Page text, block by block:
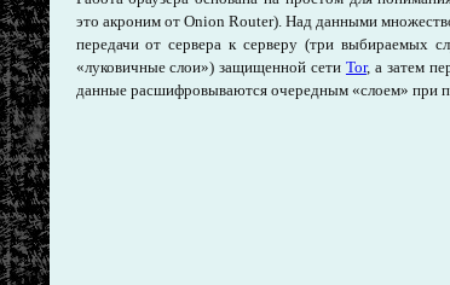
это акроним от Onion Router). Над данными
передачи от сервера к серверу (три выбираемых
«луковичные слои») защищенной сети Tor, а затем
данные расшифровываются очередным «слоем» при